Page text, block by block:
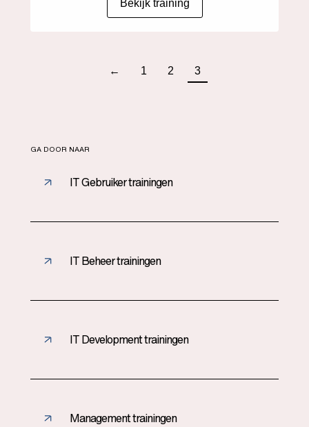
Bekijk training
← 1 2 3
GA DOOR NAAR
IT Gebruiker trainingen
IT Beheer trainingen
IT Development trainingen
Management trainingen